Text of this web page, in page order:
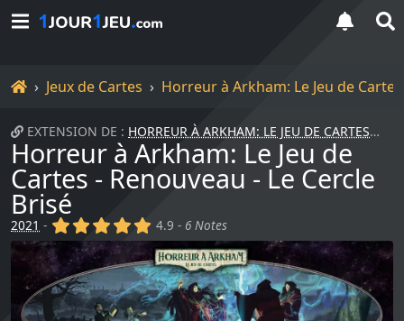
Accueil
Jeux de Cartes Horreur à Arkham: Le Jeu de
EXTENSION DE : HORREUR À ARKHAM: LE JEU DE CARTES
Horreur à Arkham: Le Jeu de
Cartes - Renouveau - Le Cercle
Brisé
2021 - (x) (x) (x) (x) (x)
4.9 - 6 Notes